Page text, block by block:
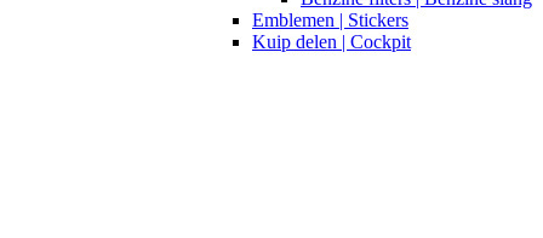
Emblemen | Stickers
Kuip delen | Cockpit